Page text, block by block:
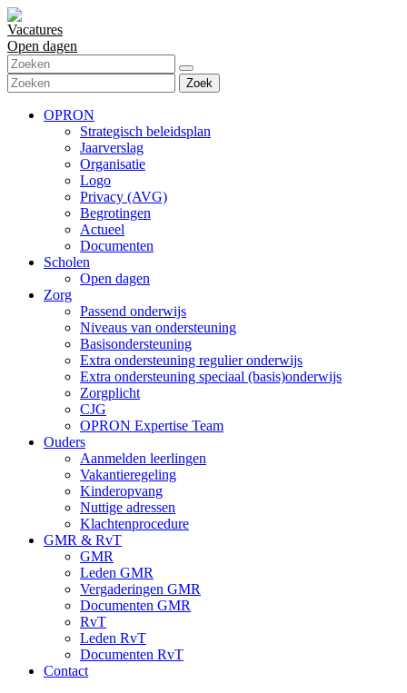
Vacatures
Open dagen
Zoek
OPRON
Strategisch beleidsplan
Jaarverslag
Organisatie
Logo
Privacy (AVG)
Begrotingen
Actueel
Documenten
Scholen
Open dagen
Zorg
Passend onderwijs
Niveaus van ondersteuning
Basisondersteuning
Extra ondersteuning regulier onderwijs
Extra ondersteuning speciaal (basis)onderwijs
Zorgplicht
CJG
OPRON Expertise Team
Ouders
Aanmelden leerlingen
Vakantieregeling
Kinderopvang
Nuttige adressen
Klachtenprocedure
GMR & RvT
GMR
Leden GMR
Vergaderingen GMR
Documenten GMR
RvT
Leden RvT
Documenten RvT
Contact